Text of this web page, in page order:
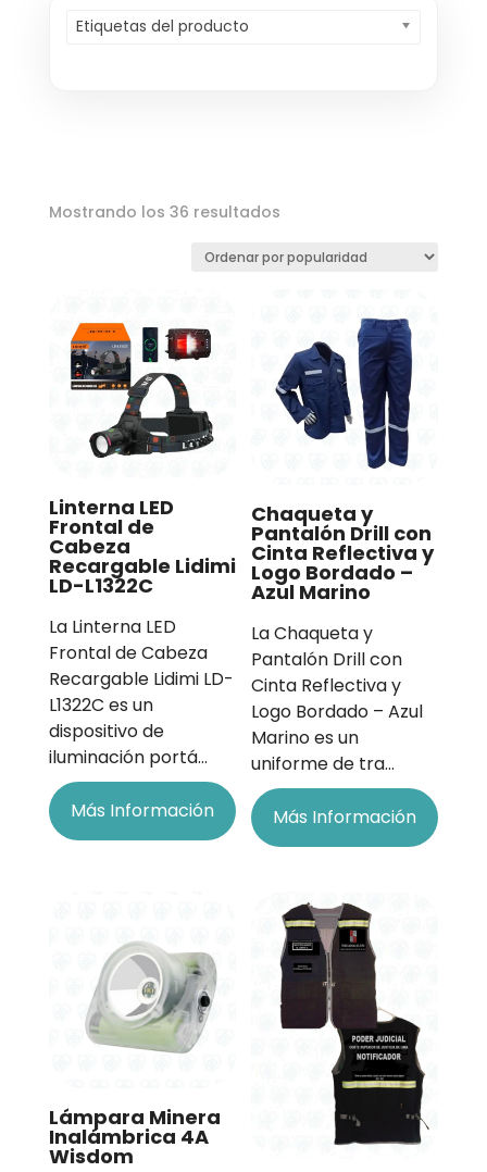
Etiquetas del producto
Mostrando los 36 resultadosOrdenado
popularidad
Linterna LED
Frontal de
Cabeza
Recargable Lidimi
LD-L1322C
La Linterna LED
Frontal de Cabeza
Recargable Lidimi LD-
L1322C es un
dispositivo de
iluminación portá…
Más Información
Chaqueta y
Pantalón Drill con
Cinta Reflectiva y
Logo Bordado –
Azul Marino
La Chaqueta y
Pantalón Drill con
Cinta Reflectiva y
Logo Bordado – Azul
Marino es un
uniforme de tra…
Más Información
Lámpara Minera
Inalámbrica 4A
Wisdom